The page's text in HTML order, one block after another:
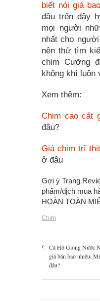
biết nói giá
đâu trên đây
mọi người
nhất cho
nên thử tìm
chim Cưỡng
không khí luôn
Xem thêm:
Chim cao cát
đâu?
Giá chim trĩ
ở đâu
Gợi ý Trang
phẩm/dịch mua
HOÀN TOÀN
Chim
Cá Hô Giống Nước
giá bán bao nhiêu,
đâu?